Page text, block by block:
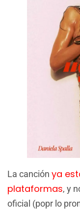
La canción ya
plataformas, y
oficial (popr lo